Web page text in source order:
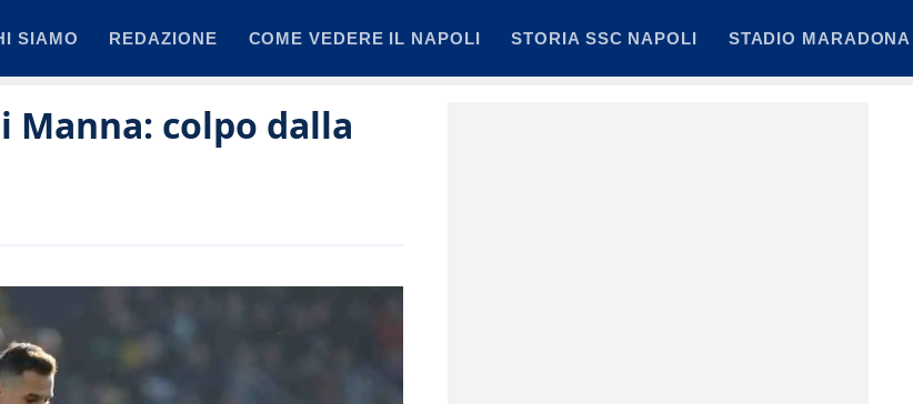
SIAMO REDAZIONE COME VEDERE IL NAPOLI STORIA SSC NAPOLI STADIO MARADONA
Manna: colpo dalla